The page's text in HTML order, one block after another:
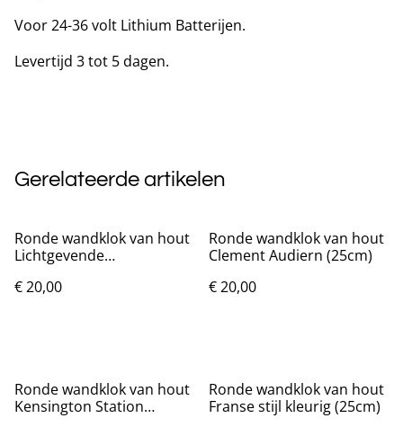
Voor 24-36 volt Lithium Batterijen.
Levertijd 3 tot 5 dagen.
Gerelateerde artikelen
Ronde wandklok van hout
Lichtgevende
€ 20,00
Ronde wandklok van hout
Clement Audiern (25cm)
€ 20,00
Ronde wandklok van hout
Kensington Station
Ronde wandklok van hout
Franse stijl kleurig (25cm)